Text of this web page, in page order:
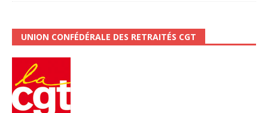
UNION CONFÉDÉRALE DES RETRAITÉS CGT